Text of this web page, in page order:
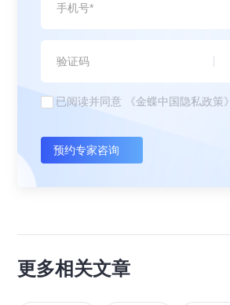
已阅读并同意 《金蝶中国隐私政策》
预约专家咨询
更多相关文章